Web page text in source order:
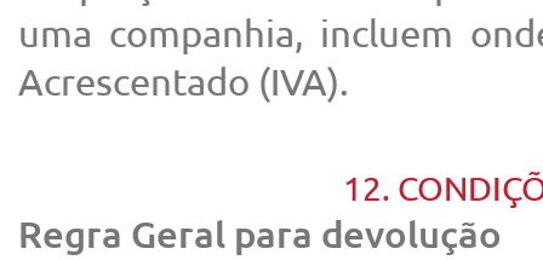
uma companhia, incluem
Acrescentado (IVA).
12.
Regra Geral para devolução